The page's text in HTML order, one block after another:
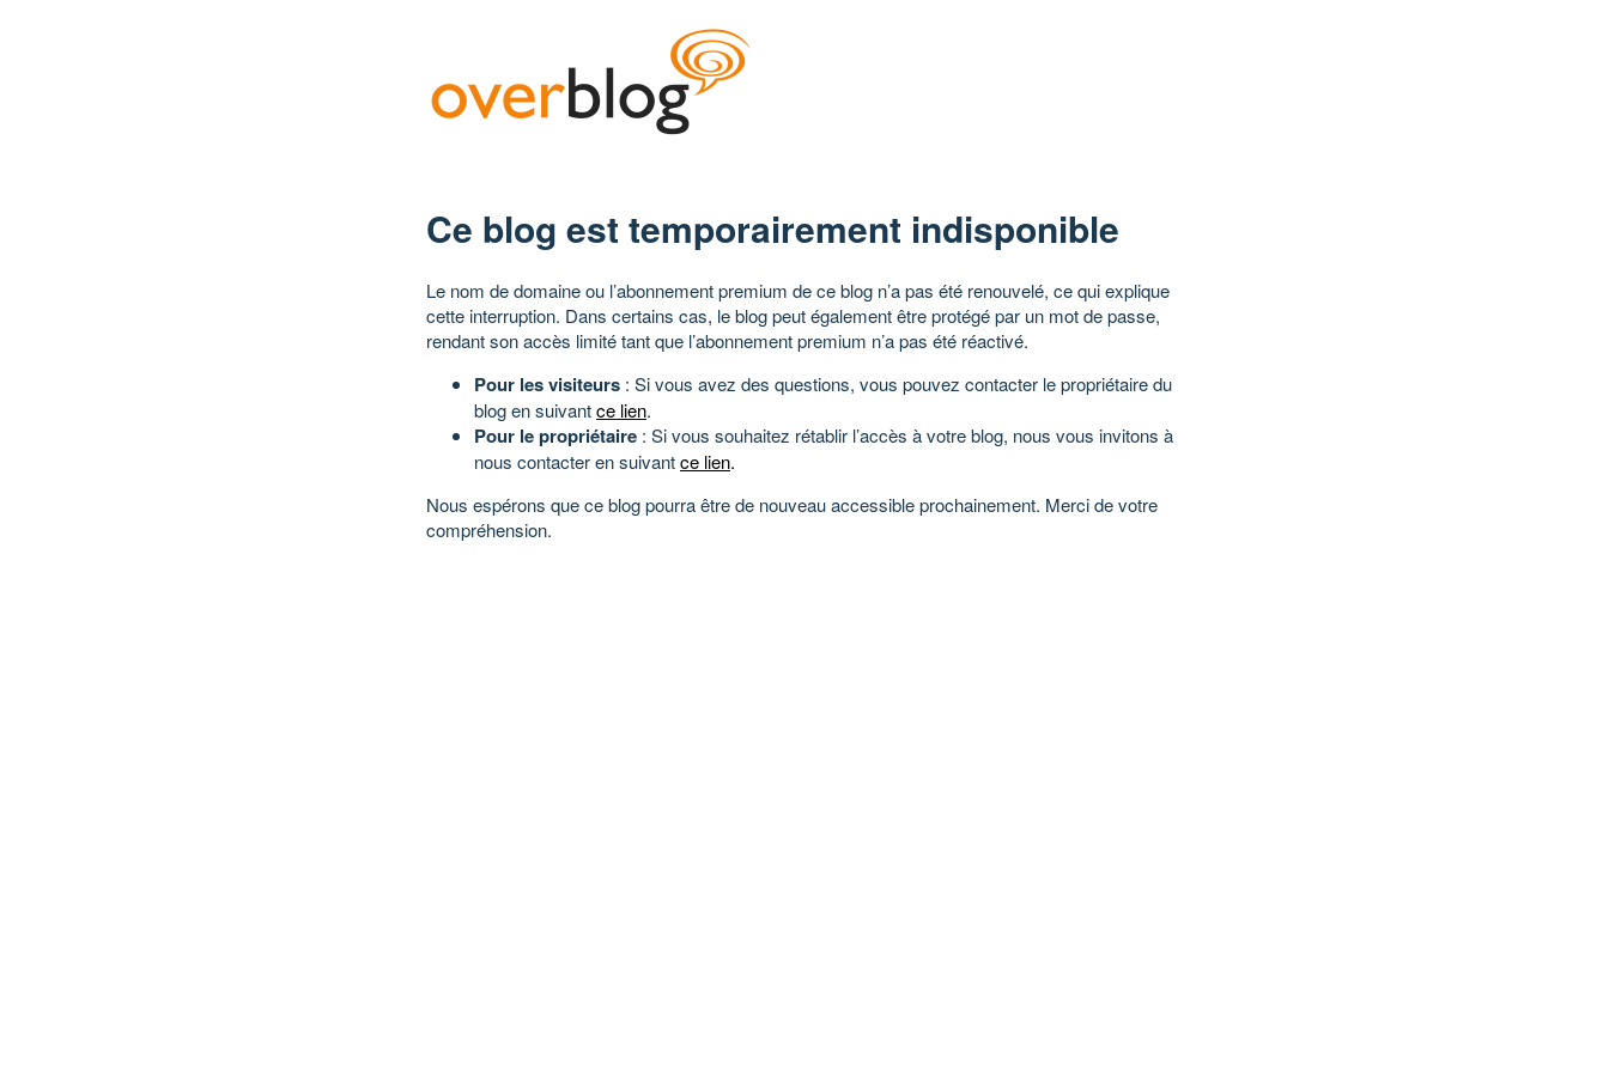
Ce blog est temporairement indisponible
Le nom de domaine ou l’abonnement premium de ce blog n’a pas été renouvelé, ce qui explique
cette interruption. Dans certains cas, le blog peut également être protégé par un mot de passe,
rendant son accès limité tant que l’abonnement premium n’a pas été réactivé.
Pour les visiteurs : Si vous avez des questions, vous pouvez contacter le propriétaire du
blog en suivantce lien.
Pour le propriétaire : Si vous souhaitez rétablir l’accès à votre blog, nous vous invitons à
nous contacter en suivantce lien.
Nous espérons que ce blog pourra être de nouveau accessible prochainement. Merci de votre
compréhension.